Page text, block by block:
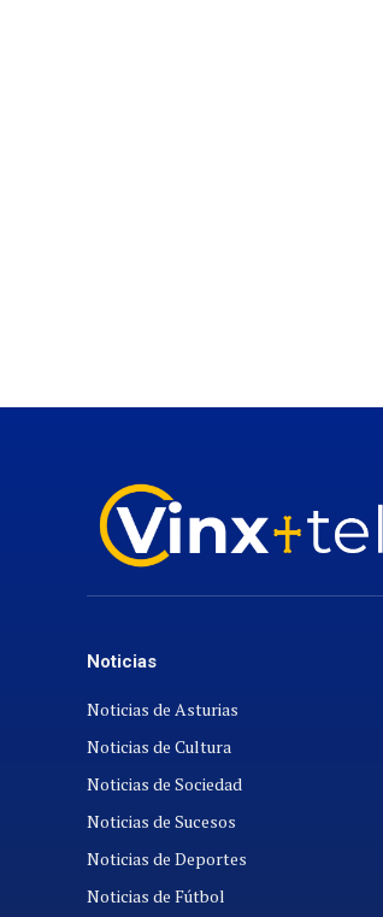
Noticias
Noticias de Asturias
Noticias de Cultura
Noticias de Sociedad
Noticias de Sucesos
Noticias de Deportes
Noticias de Fútbol